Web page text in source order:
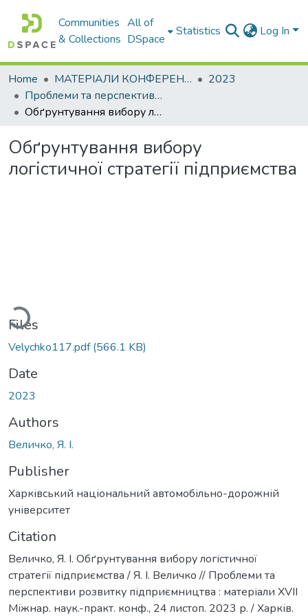
Communities
& Collections
All of
DSpace
Statistics Log In
Home МАТЕРІАЛИ КОНФЕРЕНЦІЙ
2023
Проблеми та перспективи розвитку підприємництва
Обґрунтування вибору логістичної стратегії підприємства
Обґрунтування вибору
логістичної стратегії підприємства
Files
Velychko117.pdf(566.1 KB)
Date
2023
Authors
Величко, Я. І.
Publisher
Харківський національний автомобільно-дорожній
університет
Citation
Величко, Я. І. Обґрунтування вибору логістичної
стратегії підприємства / Я. І. Величко // Проблеми та
перспективи розвитку підприємництва : матеріали ХVІI
Міжнар. наук.-практ. конф., 24 листоп. 2023 р. / Харків.